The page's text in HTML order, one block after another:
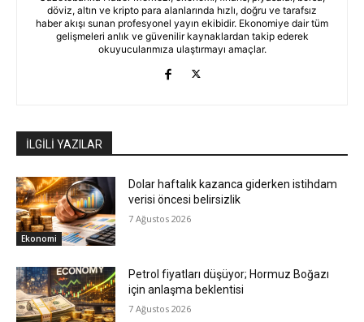
döviz, altın ve kripto para alanlarında hızlı, doğru ve tarafsız
haber akışı sunan profesyonel yayın ekibidir. Ekonomiye dair tüm
gelişmeleri anlık ve güvenilir kaynaklardan takip ederek
okuyucularımıza ulaştırmayı amaçlar.
İLGİLİ YAZILAR
Ekonomi
Dolar haftalık kazanca giderken istihdam
verisi öncesi belirsizlik
7 Ağustos 2026
Petrol fiyatları düşüyor; Hormuz Boğazı
için anlaşma beklentisi
7 Ağustos 2026